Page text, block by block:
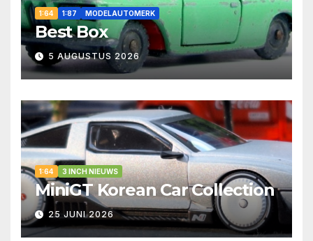
1:64 1:87 MODELAUTOMERK
Best Box
5 AUGUSTUS 2026
1:64 3 INCH NIEUWS
MiniGT Korean Car Collection
25 JUNI 2026